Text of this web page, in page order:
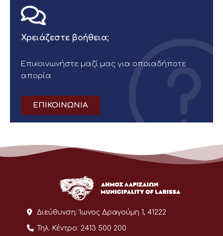
Χρειάζεστε βοήθεια;
Επικοινωνήστε μαζί μας για οποιαδήποτε
απορία
ΕΠΙΚΟΙΝΩΝΙΑ
Διεύθυνση: Ίωνος Δραγούμη 1, 41222
Τηλ. Κέντρο: 2413 500 200